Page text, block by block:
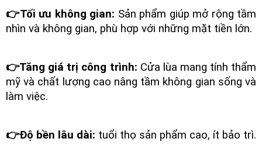
👉Tối ưu không gian: Sản phẩm giúp mở rộng tầm
nhìn và không gian, phù hợp với những mặt tiền lớn.
👉Tăng giá trị công trình: Cửa lùa mang tính thẩm
mỹ và chất lượng cao nâng tầm không gian sống và
làm việc.
👉Độ bền lâu dài: tuổi thọ sản phẩm cao, ít bảo trì.